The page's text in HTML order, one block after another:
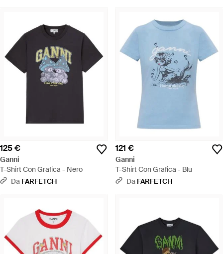
125 €
Ganni
T-Shirt Con Grafica - Nero
Da FARFETCH
121 €
Ganni
T-Shirt Con Grafica - Blu
Da FARFETCH